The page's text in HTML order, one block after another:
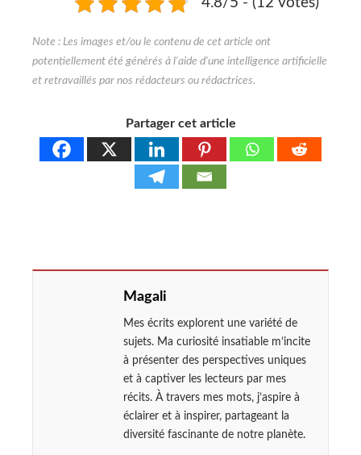
Partager cet article
Magali
Mes écrits explorent une variété de
sujets. Ma curiosité insatiable m’incite
à présenter des perspectives uniques
et à captiver les lecteurs par mes
récits. À travers mes mots, j’aspire à
éclairer et à inspirer, partageant la
diversité fascinante de notre planète.